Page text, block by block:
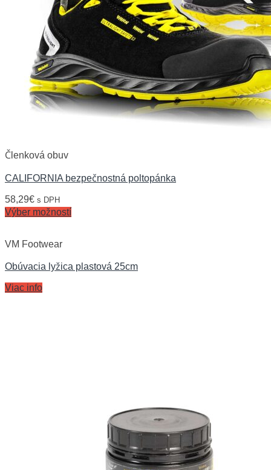
Členková obuv
CALIFORNIA bezpečnostná poltopánka
58,29€ s DPH
Výber možností
VM Footwear
Obúvacia lyžica plastová 25cm
Viac info